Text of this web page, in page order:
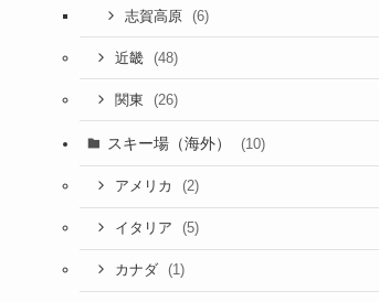
志賀高原 (6)
近畿 (48)
関東 (26)
スキー場（海外） (10)
アメリカ (2)
イタリア (5)
カナダ (1)